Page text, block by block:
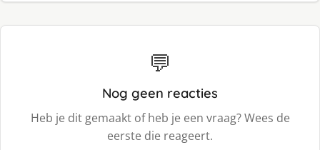
💬
Nog geen reacties
Heb je dit gemaakt of heb je een vraag? Wees de
eerste die reageert.